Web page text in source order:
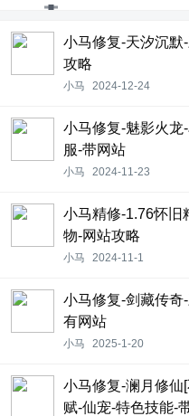
小马修复-天汐沉默
攻略
小马 2024-12-24
小马修复-魅影火龙
服-带网站
小马 2024-11-23
小马精修-1.76怀旧
物-网站攻略
小马 2024-11-1
小马修复-剑藏传奇
有网站
小马 2025-1-20
小马修复-澜月修仙
赋-仙宠-特色技能-